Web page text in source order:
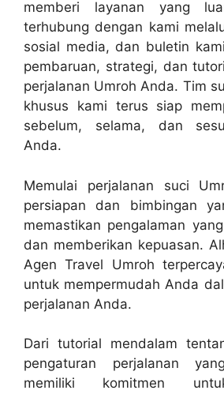
memberi layanan yang
terhubung dengan kami
sosial media, dan buletin
pembaruan, strategi, dan
perjalanan Umroh Anda. Tim
khusus kami terus siap
sebelum, selama, dan
Anda.
Memulai perjalanan suci
persiapan dan bimbingan
memastikan pengalaman
dan memberikan kepuasan.
Agen Travel Umroh
untuk mempermudah Anda
perjalanan Anda.
Dari tutorial mendalam
pengaturan perjalanan
memiliki komitmen